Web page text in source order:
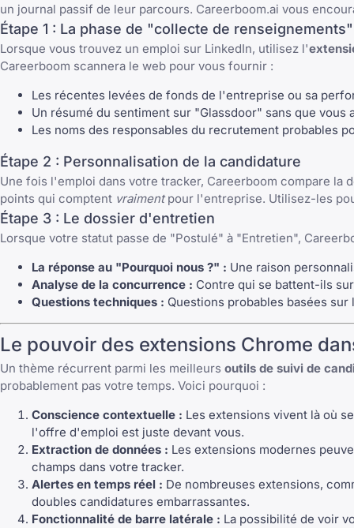
un journal passif de leur parcours. Careerboom.ai vous
Étape 1 : La phase de "collecte de renseignements"
Lorsque vous trouvez un emploi sur LinkedIn, utilisez l'
Careerboom scannera le web pour vous fournir :
Les récentes levées de fonds de l'entreprise ou sa
Un résumé du sentiment sur "Glassdoor" sans que vous
Les noms des responsables du recrutement probables
Étape 2 : Personnalisation de la candidature
Une fois l'emploi dans votre tracker, Careerboom compare
points qui comptent vraimentpour l'entreprise. Utilisez-les
Étape 3 : Le dossier d'entretien
Lorsque votre statut passe de "Postulé" à "Entretien",
La réponse au "Pourquoi nous ?" : Une raison
Analyse de la concurrence : Contre qui se battent-ils
Questions techniques : Questions probables basées
Le pouvoir des extensions Chrome
Un thème récurrent parmi les meilleurs outils de suivi de
probablement pas votre temps. Voici pourquoi :
Conscience contextuelle : Les extensions vivent là où
l'offre d'emploi est juste devant vous.
Extraction de données : Les extensions modernes
champs dans votre tracker.
Alertes en temps réel : De nombreuses extensions,
doubles candidatures embarrassantes.
Fonctionnalité de barre latérale : La possibilité de voir